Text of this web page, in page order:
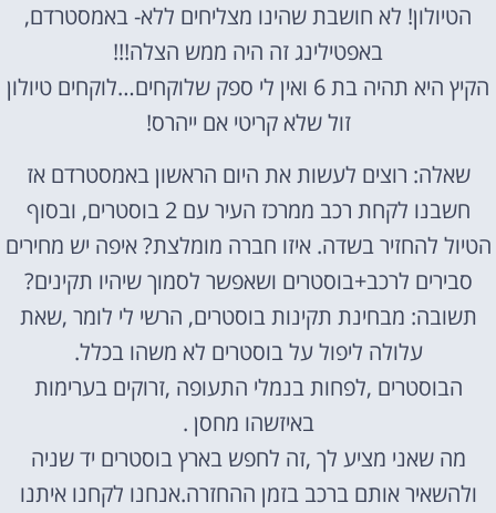
הטיולון! לא חושבת שהינו מצליחים ללא- באמסטרדם,
באפטילינג זה היה ממש הצלה!!!
הקיץ היא תהיה בת 6 ואין לי ספק שלוקחים…לוקחים טיולון
זול שלא קריטי אם ייהרס!
שאלה: רוצים לעשות את היום הראשון באמסטרדם אז
חשבנו לקחת רכב ממרכז העיר עם 2 בוסטרים, ובסוף
הטיול להחזיר בשדה. איזו חברה מומלצת? איפה יש מחירים
סבירים לרכב+בוסטרים ושאפשר לסמוך שיהיו תקינים?
תשובה: מבחינת תקינות בוסטרים, הרשי לי לומר ,שאת
עלולה ליפול על בוסטרים לא משהו בכלל.
הבוסטרים ,לפחות בנמלי התעופה ,זרוקים בערימות
באיזשהו מחסן .
מה שאני מציע לך ,זה לחפש בארץ בוסטרים יד שניה
ולהשאיר אותם ברכב בזמן ההחזרה.אנחנו לקחנו איתנו